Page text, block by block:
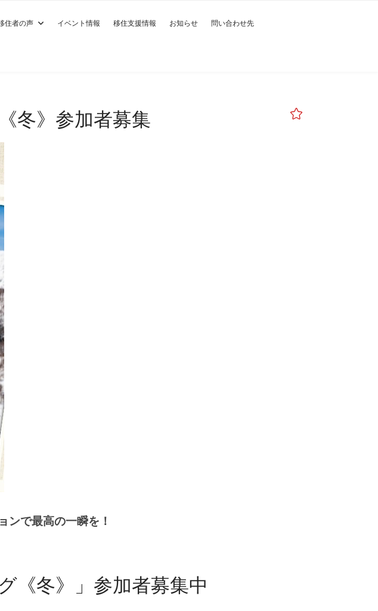
住者の声 イベント情報 移住支援情報 お知らせ 問い合わせ先
冬》参加者募集
ンで最高の一瞬を！
《冬》」参加者募集中